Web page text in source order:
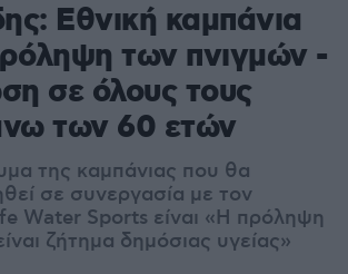
Εθνική καμπάνια
των πνιγμών -
σε όλους τους
των 60 ετών
της καμπάνιας που θα
σε συνεργασία με τον
Water Sports είναι «Η πρόληψη
ζήτημα δημόσιας υγείας»